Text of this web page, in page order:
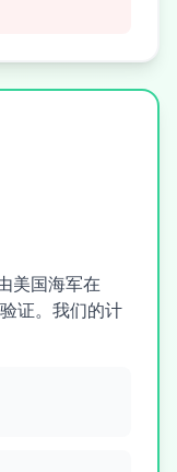
美国海军在
证。我们的计